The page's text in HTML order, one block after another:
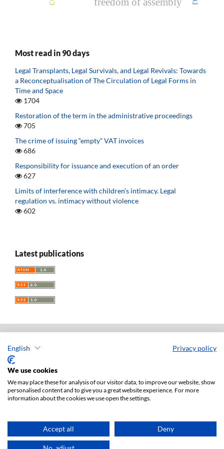
English Privacy policy
We use cookies
We may place these for analysis of our visitor data, to improve our website, show
personalised content and to give you a great website experience. For more
information about the cookies we use open the settings.
Accept all Deny
freedom of assembly
Most read in 90 days
Legal Transplants, Legal Survivals, and Legal Revivals: Towards
a Reconceptualisation of The Circulation of Legal Forms in
Time and Space
1704
Restoration of the term in the administrative proceedings
705
The crime of issuing “empty” VAT invoices
686
Responsibility for issuance and execution of an order
627
Limits of interference with children’s intimacy. Legal
regulation vs. intimacy without violence
602
Latest publications
Acta Universitatis Lodziensis. Folia Iuridica
ISSN: 0208-6069
e-ISSN: 2450-2782
Publisher: Lodz University Press (website)
Publisher's office:
Accesibility declaration